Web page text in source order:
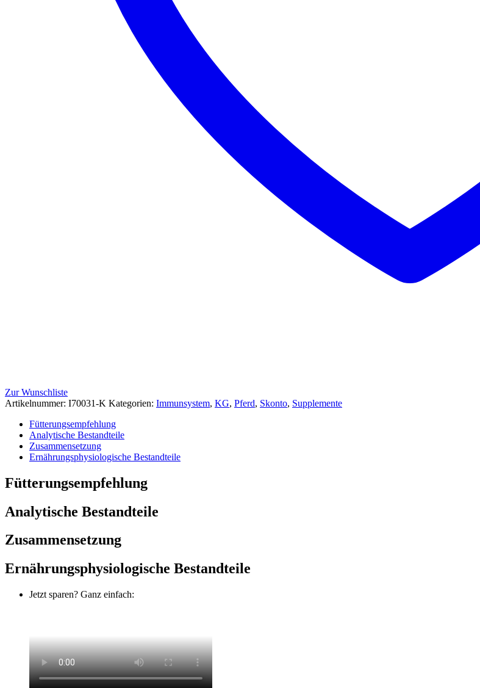
Zur Wunschliste
Artikelnummer: I70031-K Kategorien: Immunsystem, KG, Pferd, Skonto, Supplemente
Fütterungsempfehlung
Analytische Bestandteile
Zusammensetzung
Ernährungsphysiologische Bestandteile
Fütterungsempfehlung
Analytische Bestandteile
Zusammensetzung
Ernährungsphysiologische Bestandteile
Jetzt sparen? Ganz einfach: